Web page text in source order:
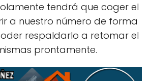
tendrá que coger el
a nuestro número de forma
respaldarlo a retomar el
prontamente.